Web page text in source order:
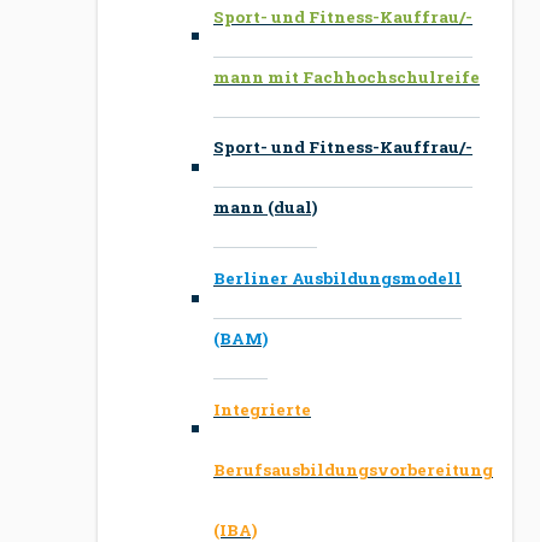
Sport- und Fitness-Kauffrau/-
mann mit Fachhochschulreife
Sport- und Fitness-Kauffrau/-
mann (dual)
Berliner Ausbildungsmodell
(BAM)
Integrierte
Berufsausbildungsvorbereitung
(IBA)